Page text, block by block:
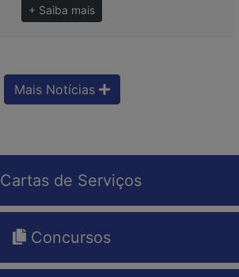
+ Saiba mais
Mais Notícias
Cartas de Serviços
Concursos